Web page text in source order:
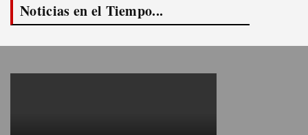
Noticias en el Tiempo...